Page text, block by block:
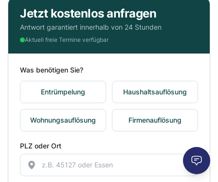
Jetzt kostenlos anfragen
Antwort garantiert innerhalb von 24 Stunden
Aktuell freie Termine verfügbar
Was benötigen Sie?
Entrümpelung Haushaltsauflösung
Wohnungsauflösung Firmenauflösung
PLZ oder Ort